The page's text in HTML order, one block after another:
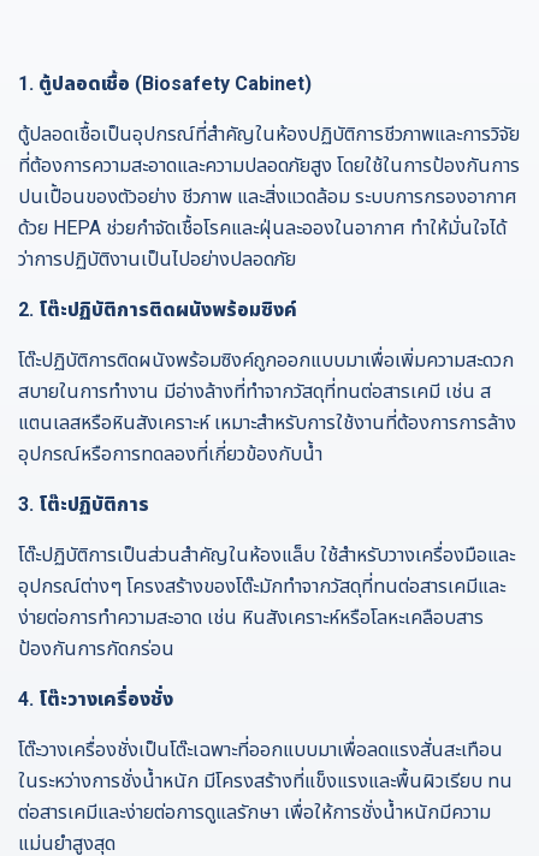
1. ตู้ปลอดเชื้อ (Biosafety Cabinet)
ตู้ปลอดเชื้อเป็นอุปกรณ์ที่สำคัญในห้องปฏิบัติการชีวภาพและการวิจัย
ที่ต้องการความสะอาดและความปลอดภัยสูง โดยใช้ในการป้องกันการ
ปนเปื้อนของตัวอย่าง ชีวภาพ และสิ่งแวดล้อม ระบบการกรองอากาศ
ด้วย HEPA ช่วยกำจัดเชื้อโรคและฝุ่นละอองในอากาศ ทำให้มั่นใจได้
ว่าการปฏิบัติงานเป็นไปอย่างปลอดภัย
2. โต๊ะปฏิบัติการติดผนังพร้อมซิงค์
โต๊ะปฏิบัติการติดผนังพร้อมซิงค์ถูกออกแบบมาเพื่อเพิ่มความสะดวก
สบายในการทำงาน มีอ่างล้างที่ทำจากวัสดุที่ทนต่อสารเคมี เช่น ส
แตนเลสหรือหินสังเคราะห์ เหมาะสำหรับการใช้งานที่ต้องการการล้าง
อุปกรณ์หรือการทดลองที่เกี่ยวข้องกับน้ำ
3. โต๊ะปฏิบัติการ
โต๊ะปฏิบัติการเป็นส่วนสำคัญในห้องแล็บ ใช้สำหรับวางเครื่องมือและ
อุปกรณ์ต่างๆ โครงสร้างของโต๊ะมักทำจากวัสดุที่ทนต่อสารเคมีและ
ง่ายต่อการทำความสะอาด เช่น หินสังเคราะห์หรือโลหะเคลือบสาร
ป้องกันการกัดกร่อน
4. โต๊ะวางเครื่องชั่ง
โต๊ะวางเครื่องชั่งเป็นโต๊ะเฉพาะที่ออกแบบมาเพื่อลดแรงสั่นสะเทือน
ในระหว่างการชั่งน้ำหนัก มีโครงสร้างที่แข็งแรงและพื้นผิวเรียบ ทน
ต่อสารเคมีและง่ายต่อการดูแลรักษา เพื่อให้การชั่งน้ำหนักมีความ
แม่นยำสูงสุด